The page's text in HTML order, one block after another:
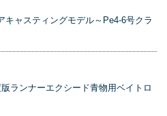
キャスティングモデル～Pe4-6号クラ
ランナーエクシード青物用ベイトロ